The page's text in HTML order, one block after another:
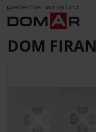
DOM FIRAN